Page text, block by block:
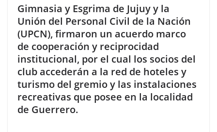
Gimnasia y Esgrima de Jujuy y la
Unión del Personal Civil de la Nación
(UPCN), firmaron un acuerdo marco
de cooperación y reciprocidad
institucional, por el cual los socios del
club accederán a la red de hoteles y
turismo del gremio y las instalaciones
recreativas que posee en la localidad
de Guerrero.